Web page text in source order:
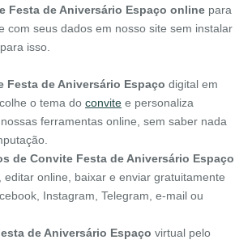
Festa de Aniversário Espaço online para
com seus dados em nosso site sem instalar
isso.
Festa de Aniversário Espaço digital em
o tema do convite e personaliza
ferramentas online, sem saber nada
de Convite Festa de Aniversário Espaço
editar online, baixar e enviar gratuitamente
Instagram, Telegram, e-mail ou
de Aniversário Espaço virtual pelo